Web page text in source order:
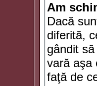
Am
Dacă
diferită,
gândit
vară aşa
faţă de